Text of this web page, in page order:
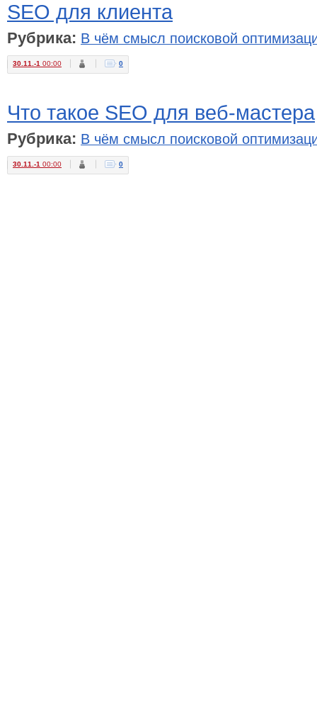
SEO для клиента
Рубрика: В чём смысл поисковой
30.11.-1 00:00 0
Что такое SEO для веб-мастера
Рубрика: В чём смысл поисковой
30.11.-1 00:00 0